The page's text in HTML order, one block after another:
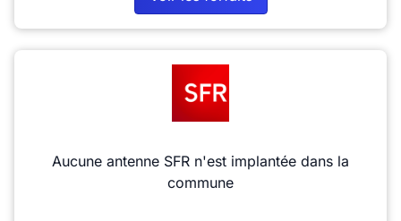
Aucune antenne SFR n'est implantée dans la
commune